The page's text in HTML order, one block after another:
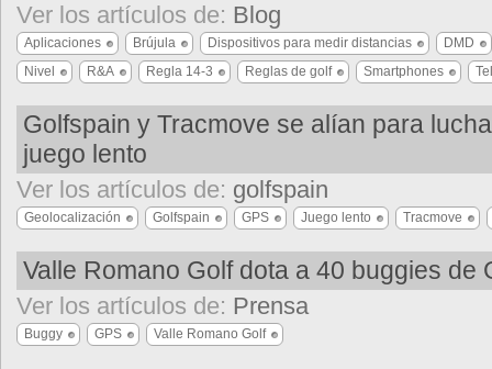
Ver los artículos de: Blog
Aplicaciones Brújula Dispositivos para medir distancias
DMD
Nivel
R&A Regla 14-3 Reglas de golf Smartphones
Golfspain y Tracmove se alían para
juego lento
Ver los artículos de: golfspain
Geolocalización Golfspain GPS Juego lento Tracmove
Valle Romano Golf dota a 40 buggies de
Ver los artículos de: Prensa
Buggy GPS Valle Romano Golf